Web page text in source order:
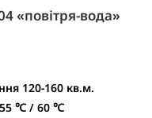
«повітря-вода»
120-160 кв.м.
55 ℃ / 60 ℃